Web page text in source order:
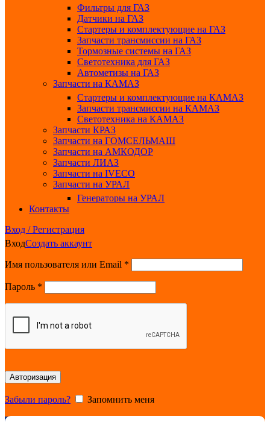
Фильтры для ГАЗ
Датчики на ГАЗ
Стартеры и комплектующие на ГАЗ
Запчасти трансмиссии на ГАЗ
Тормозные системы на ГАЗ
Светотехника для ГАЗ
Автометизы на ГАЗ
Запчасти на КАМАЗ
Стартеры и комплектующие на КАМАЗ
Запчасти трансмиссии на КАМАЗ
Светотехника на КАМАЗ
Запчасти КРАЗ
Запчасти на ГОМСЕЛЬМАШ
Запчасти на АМКОДОР
Запчасти ЛИАЗ
Запчасти на IVECO
Запчасти на УРАЛ
Генераторы на УРАЛ
Контакты
Вход / Регистрация
ВходСоздать аккаунт
Имя пользователя или Email *
Пароль *
Авторизация
Забыли пароль? Запомнить меня
0